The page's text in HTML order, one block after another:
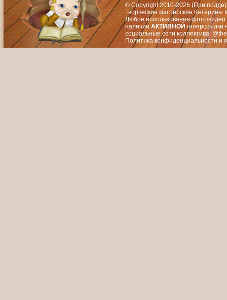
© Copyright 2010-2026 (При
Творческие мастерские
Любое использование фото/видео
наличии АКТИВНОЙ гиперссылки
социальные сети коллектива:
Политика конфиденциальности и